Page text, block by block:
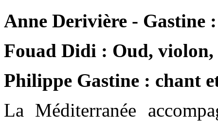
Anne Derivière - Gastine
Fouad Didi : Oud, violon,
Philippe Gastine : chant
La Méditerranée